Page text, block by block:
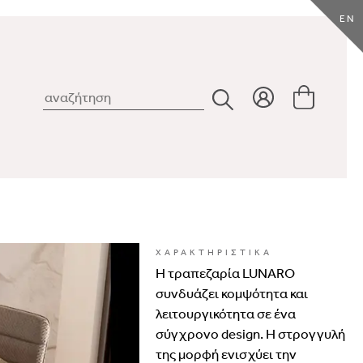
EN
ΧΑΡΑΚΤΗΡΙΣΤΙΚΑ
ΗτραπεζαρίαLUNARO
συνδυάζεικομψότητακαι
λειτουργικότητασεένα
σύγχρονοdesign.Ηστρογγυλή
τηςμορφήενισχύειτην